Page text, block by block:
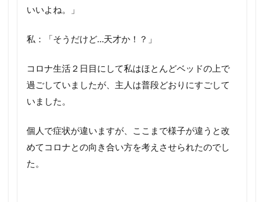
いいよね。」
私：「そうだけど…天才か！？」
コロナ生活２日目にして私はほとんどベッドの上で
過ごしていましたが、主人は普段どおりにすごして
いました。
個人で症状が違いますが、ここまで様子が違うと改
めてコロナとの向き合い方を考えさせられたのでし
た。